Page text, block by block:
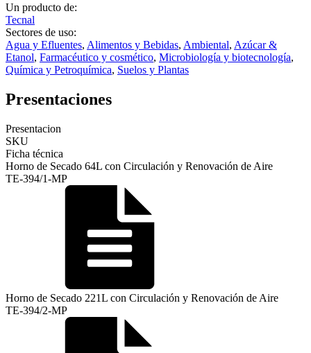
Un producto de:
Tecnal
Sectores de uso:
Agua y Efluentes, Alimentos y Bebidas, Ambiental, Azúcar &
Etanol, Farmacéutico y cosmético, Microbiología y biotecnología,
Química y Petroquímica, Suelos y Plantas
Presentaciones
Presentacion
SKU
Ficha técnica
Horno de Secado 64L con Circulación y Renovación de Aire
TE-394/1-MP
Horno de Secado 221L con Circulación y Renovación de Aire
TE-394/2-MP